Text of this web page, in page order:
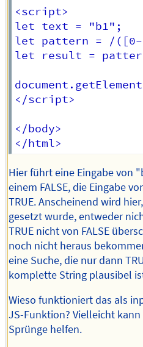
<script>
let text = "b1";
let pattern = /
let result =
</script>
</body>
Hier führt eine Eingabe von
einem FALSE, die Eingabe
TRUE. Anscheinend wird
gesetzt wurde, entweder
TRUE nicht von FALSE
noch nicht heraus
eine Suche, die nur dann
komplette String plausibel
Wieso funktioniert das als
JS-Funktion? Vielleicht
Sprünge helfen.